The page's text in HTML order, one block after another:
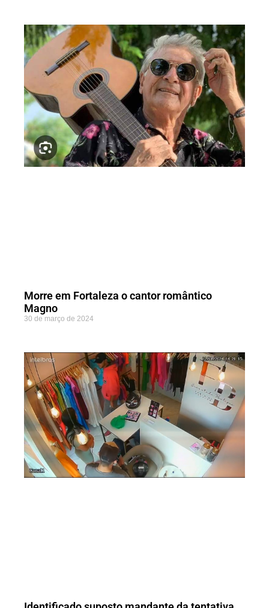
Morre em Fortaleza o cantor romântico
Magno
30 de março de 2024